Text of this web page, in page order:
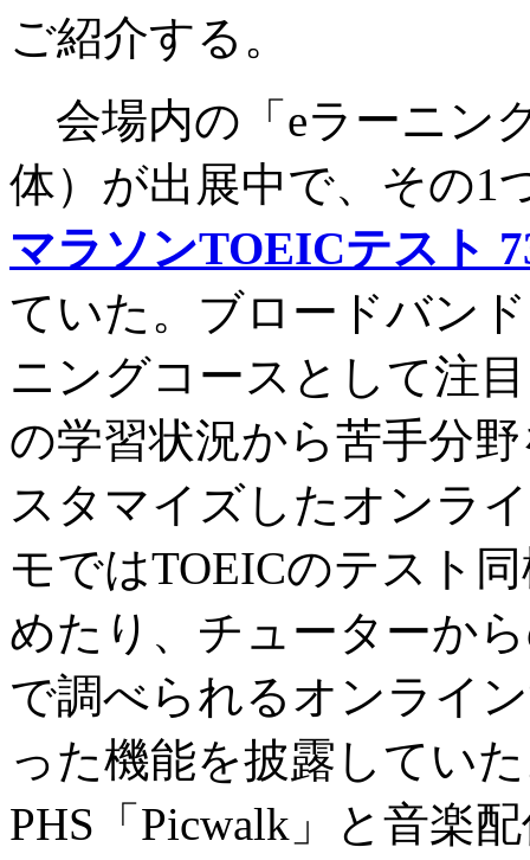
ご紹介する。
会場内の「eラーニン
体）が出展中で、その1
マラソンTOEICテスト
ていた。ブロードバン
ニングコースとして注
の学習状況から苦手分
スタマイズしたオンラ
モではTOEICのテスト
めたり、チューターか
で調べられるオンライ
った機能を披露してい
PHS「Picwalk」と音楽